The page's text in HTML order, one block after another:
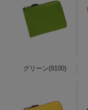
グリーン(9100)